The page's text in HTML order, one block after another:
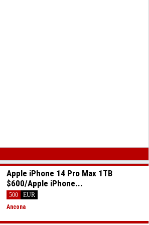
Apple iPhone 14 Pro Max 1TB
$600/Apple iPhone...
500
EUR
Ancona